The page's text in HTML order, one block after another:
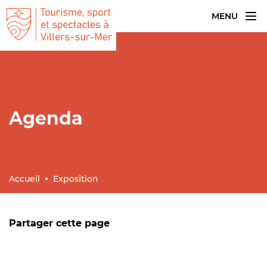
MENU
Accueil Exposition
Agenda
Partager cette page